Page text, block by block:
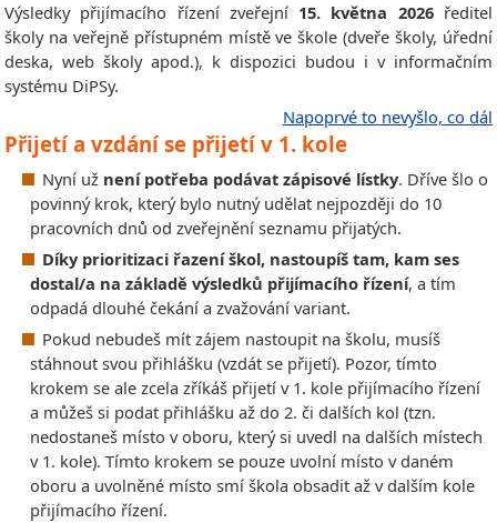
Výsledky přijímacího řízení zveřejní 15. května 2026ředitel
školy na veřejně přístupném místě ve škole (dveře školy, úřední
deska, web školy apod.), k dispozici budou i v informačním
systému DiPSy.
Napoprvé to nevyšlo, co dál
Přijetí a vzdání se přijetí v 1. kole
Nyní už není potřeba podávat zápisové lístky. Dříve šlo o
povinný krok, který bylo nutný udělat nejpozději do 10
pracovních dnů od zveřejnění seznamu přijatých.
Díky prioritizaci řazení škol, nastoupíš tam, kam ses
dostal/a na základě výsledků přijímacího řízení, a tím
odpadá dlouhé čekání a zvažování variant.
Pokud nebudeš mít zájem nastoupit na školu, musíš
stáhnout svou přihlášku (vzdát se přijetí). Pozor, tímto
krokem se ale zcela zříkáš přijetí v 1. kole přijímacího řízení
a můžeš si podat přihlášku až do 2. či dalších kol (tzn.
nedostaneš místo v oboru, který si uvedl na dalších místech
v 1. kole). Tímto krokem se pouze uvolní místo v daném
oboru a uvolněné místo smí škola obsadit až v dalším kole
přijímacího řízení.